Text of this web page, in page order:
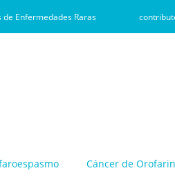
de Enfermedades Raras
Cáncer de